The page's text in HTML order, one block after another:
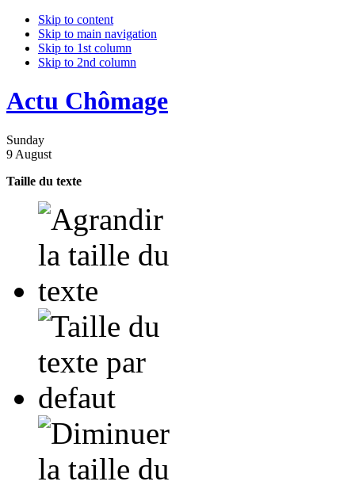
Skip to content
Skip to main navigation
Skip to 1st column
Skip to 2nd column
Actu Chômage
Sunday
9 August
Taille du texte